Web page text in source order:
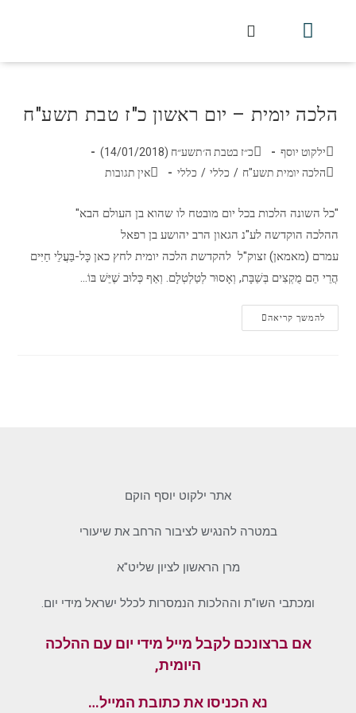
הלכה יומית – יום ראשון כ"ז טבת תשע"ח
ילקוט יוסף
כ״ז בטבת ה׳תשע״ח (14/01/2018)
הלכה יומית תשע"ח / כללי / כללי אין תגובות
"כל השונה הלכות בכל יום מובטח לו שהוא בן העולם הבא"
ההלכה הוקדשה לע"נ הגאון הרב יהושע בן רפאל
עמרם (מאמאן) זצוק"ל להקדשת הלכה יומית לחץ כאן כָּל-בַּעֲלֵי חַיִּים
הֲרֵי הֵם מֻקְצִים בְּשַׁבָּת, וְאָסוּר לְטַלְטְלָם. וְאַף כְּלוּב שֶׁיֵּשׁ בּוֹ…
להמשך קריאה
אתר ילקוט יוסף הוקם
במטרה להנגיש לציבור הרחב את שיעורי
מרן הראשון לציון שליט"א
ומכתבי השו"ת וההלכות הנמסרות לכלל ישראל מידי יום.
אם ברצונכם לקבל מייל מידי יום עם ההלכה
היומית,
נא הכניסו את כתובת המייל…